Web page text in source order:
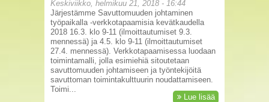
Keskiviikko, helmikuu 21, 2018 - 16:44
Järjestämme Savuttomuuden johtaminen
työpaikalla -verkkotapaamisia kevätkaudella
2018 16.3. klo 9-11 (ilmoittautumiset 9.3.
mennessä) ja 4.5. klo 9-11 (ilmoittautumiset
27.4. mennessä). Verkkotapaamisessa luodaan
toimintamalli, jolla esimiehiä sitoutetaan
savuttomuuden johtamiseen ja työntekijöitä
savuttoman toimintakulttuurin noudattamiseen.
Toimi...
Lue lisää